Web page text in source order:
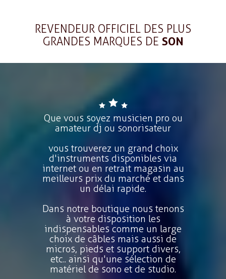
REVENDEUR OFFICIEL DES PLUS
GRANDES MARQUES DE SON
Que vous soyez musicien pro ou
amateur dj ou sonorisateur
vous trouverez un grand choix
d'instruments disponibles via
internet ou en retrait magasin au
meilleurs prix du marché et dans
un délai rapide.
Dans notre boutique nous tenons
à votre disposition les
indispensables comme un large
choix de câbles mais aussi de
micros, pieds et support divers,
etc.. ainsi qu'une sélection de
matériel de sono et de studio.